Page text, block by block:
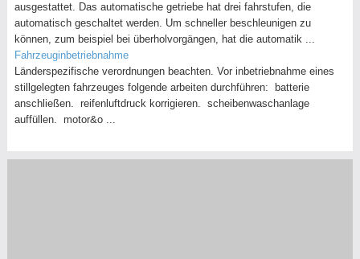
ausgestattet. Das automatische getriebe hat drei fahrstufen, die
automatisch geschaltet werden. Um schneller beschleunigen zu
können, zum beispiel bei überholvorgängen, hat die automatik ...
Fahrzeuginbetriebnahme
Länderspezifische verordnungen beachten. Vor inbetriebnahme eines
stillgelegten fahrzeuges folgende arbeiten durchführen: batterie
anschließen. reifenluftdruck korrigieren. scheibenwaschanlage
auffüllen. motor&o ...